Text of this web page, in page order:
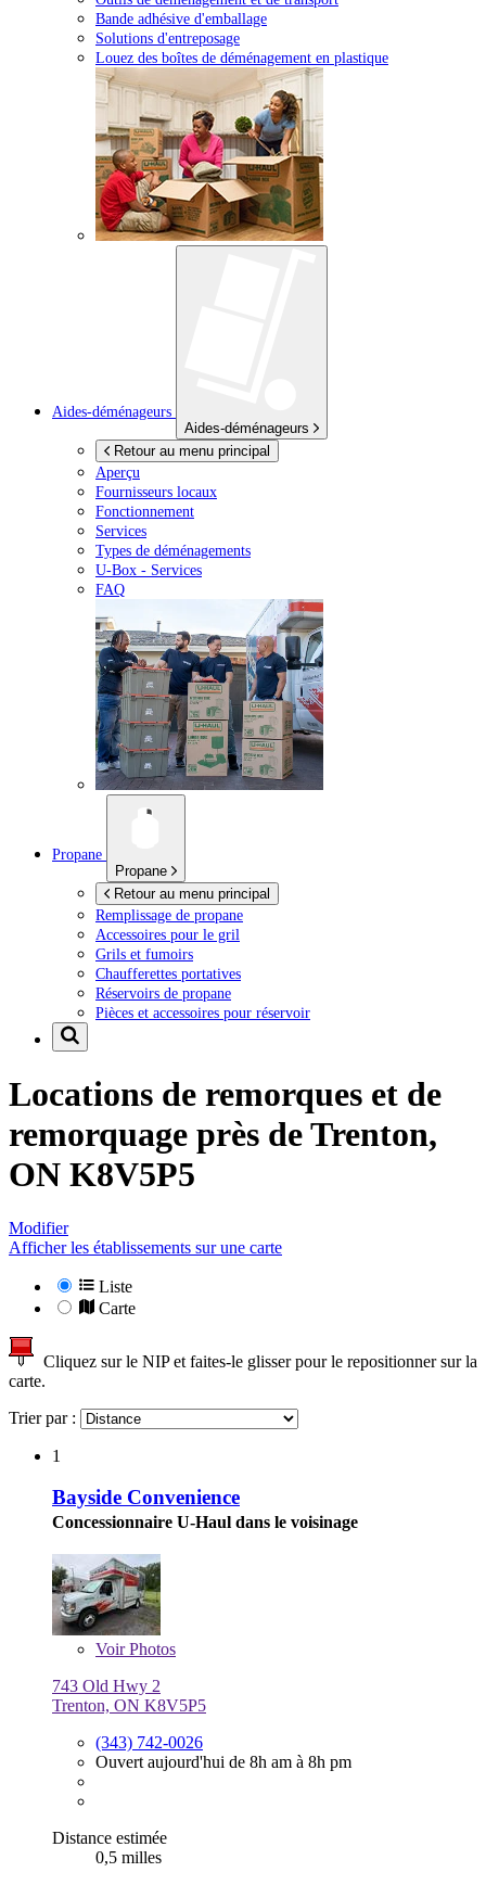
Bande adhésive d'emballage
Solutions d'entreposage
Louez des boîtes de déménagement en plastique
Aides-déménageurs
Aides-déménageurs
Retour au menu principal
Aperçu
Fournisseurs locaux
Fonctionnement
Services
Types de déménagements
U-Box - Services
FAQ
Propane
Propane
Retour au menu principal
Remplissage de propane
Accessoires pour le gril
Grils et fumoirs
Chaufferettes portatives
Réservoirs de propane
Pièces et accessoires pour réservoir
Locations de remorques et de
remorquage près deTrenton,
ON K8V5P5
Modifier
Afficher les établissements sur une carte
Liste
Carte
Cliquez sur le NIP et faites-le glisser pour le repositionner sur la
carte.
Trier par :
1
Bayside Convenience
Concessionnaire U-Haul dans le voisinage
VoirPhotos
743 Old Hwy 2
Trenton, ON K8V5P5
(343) 742-0026
Ouvert aujourd'hui de 8h am à 8h pm
Distance estimée
0,5 milles